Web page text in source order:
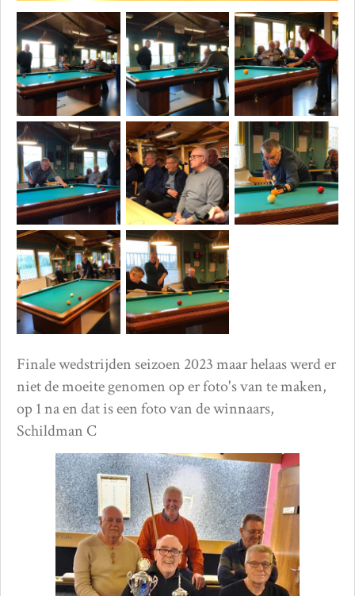
Finale wedstrijden seizoen 2023 maar helaas werd er
niet de moeite genomen op er foto's van te maken,
op 1 na en dat is een foto van de winnaars,
Schildman C